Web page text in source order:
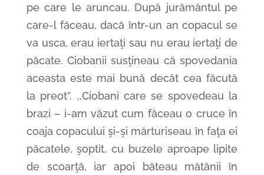
pe care le aruncau. După jurământul pe
care-l făceau, dacă într-un an copacul se
va usca, erau iertaţi sau nu erau iertaţi de
păcate. Ciobanii susţineau că spovedania
aceasta este mai bună decât cea făcută
la preot”. ,,Ciobani care se spovedeau la
brazi – i-am văzut cum făceau o cruce în
coaja copacului şi-şi mărturiseau în faţa ei
păcatele, şoptit, cu buzele aproape lipite
de scoarţă, iar apoi băteau mătănii în